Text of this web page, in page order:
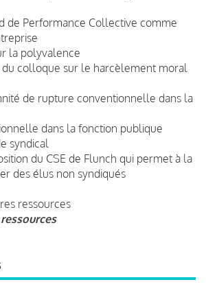
de Performance Collective comme
la polyvalence
du colloque sur le harcèlement moral
de rupture conventionnelle dans la
dans la fonction publique
syndical
du CSE de Flunch qui permet à la
des élus non syndiqués
ressources